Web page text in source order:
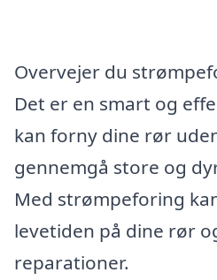
Overvejer du
Det er en smart og
kan forny dine rør
gennemgå store og
Med strømpeforing
levetiden på dine rør
reparationer.